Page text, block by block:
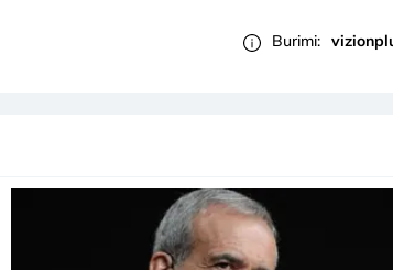
Burimi: